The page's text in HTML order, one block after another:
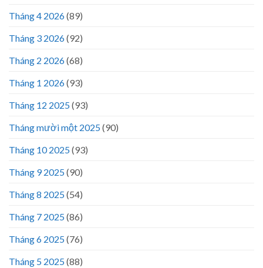
Tháng 4 2026(89)
Tháng 3 2026(92)
Tháng 2 2026(68)
Tháng 1 2026(93)
Tháng 12 2025(93)
Tháng mười một 2025(90)
Tháng 10 2025(93)
Tháng 9 2025(90)
Tháng 8 2025(54)
Tháng 7 2025(86)
Tháng 6 2025(76)
Tháng 5 2025(88)